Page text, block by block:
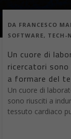
DA FRANCESCO
SOFTWARE, TECH-
Un cuore di
ricercatori
a formare del
Un cuore di
sono riusciti a
tessuto cardiaco